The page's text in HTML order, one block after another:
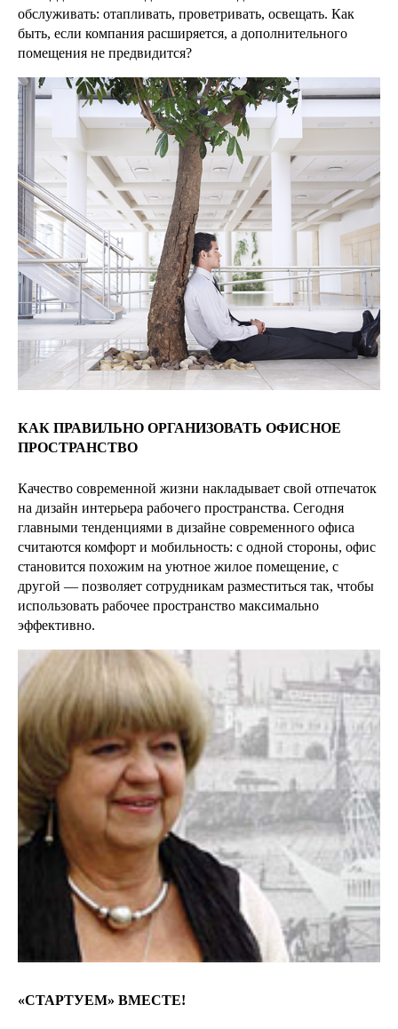
обслуживать: отапливать, проветривать, освещать. Как
быть, если компания расширяется, а дополнительного
помещения не предвидится?
КАК ПРАВИЛЬНО ОРГАНИЗОВАТЬ ОФИСНОЕ
ПРОСТРАНСТВО
Качество современной жизни накладывает свой отпечаток
на дизайн интерьера рабочего пространства. Сегодня
главными тенденциями в дизайне современного офиса
считаются комфорт и мобильность: с одной стороны, офис
становится похожим на уютное жилое помещение, с
другой — позволяет сотрудникам разместиться так, чтобы
использовать рабочее пространство максимально
эффективно.
«СТАРТУЕМ» ВМЕСТЕ!